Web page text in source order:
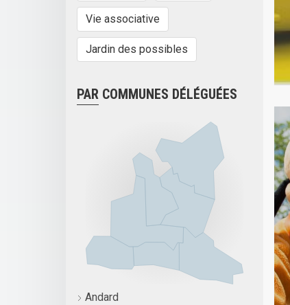
Vie associative
Jardin des possibles
PAR COMMUNES DÉLÉGUÉES
Andard